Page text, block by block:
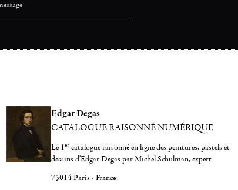
Edgar Degas
CATALOGUE RAISONNÉ NUMÉRIQUE
Le 1er catalogue raisonné en ligne des peintures, pastels et
dessins d'Edgar Degas par Michel Schulman, expert
75014 Paris - France